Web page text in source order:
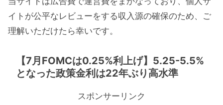
イトが公平なレビューをする収入源の確保のため、ご
理解いただけたら幸いです。
【7月FOMCは0.25%利上げ】5.25-5.5%
となった政策金利は22年ぶり高水準
スポンサーリンク